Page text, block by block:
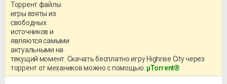
Торрент файлы
игры взяты из
свободных
источников и
являются самыми
актуальными на
текущий момент. Скачать бесплатно игру Highrise City через
торрент от механиков можно с помощью: μTorrent®